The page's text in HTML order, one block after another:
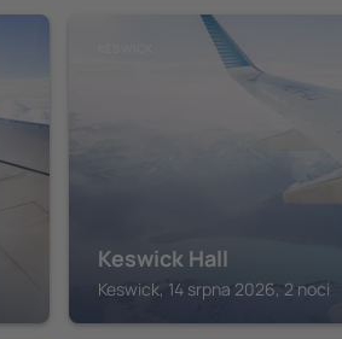
Keswick Hall
Keswick, 14 srpna 2026, 2 noci